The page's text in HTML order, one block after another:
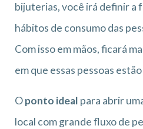
bijuterias, você irá definir a
hábitos de consumo das
Com isso em mãos, ficará
em que essas pessoas
Oponto ideal para abrir
local com grande fluxo de